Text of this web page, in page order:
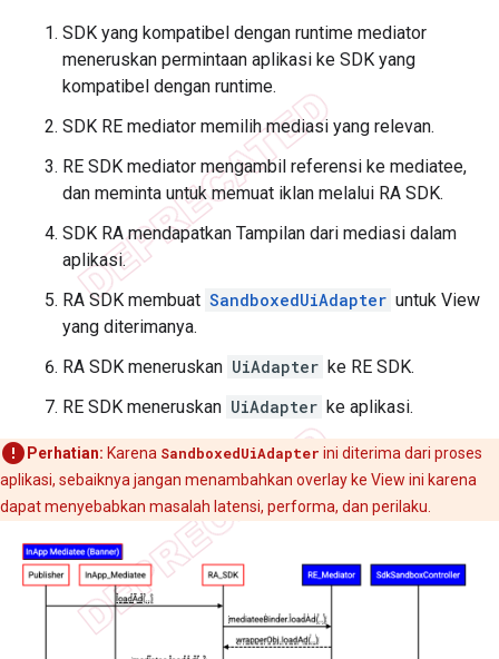
SDK yang kompatibel dengan runtime mediator
meneruskan permintaan aplikasi ke SDK yang
kompatibel dengan runtime.
SDK RE mediator memilih mediasi yang relevan.
RE SDK mediator mengambil referensi ke mediatee,
dan meminta untuk memuat iklan melalui RA SDK.
SDK RA mendapatkan Tampilan dari mediasi dalam
aplikasi.
RA SDK membuat SandboxedUiAdapter untuk View
yang diterimanya.
RA SDK meneruskan UiAdapter ke RE SDK.
RE SDK meneruskan UiAdapter ke aplikasi.
Perhatian: Karena SandboxedUiAdapter ini diterima dari proses
aplikasi, sebaiknya jangan menambahkan overlay ke View ini karena
dapat menyebabkan masalah latensi, performa, dan perilaku.